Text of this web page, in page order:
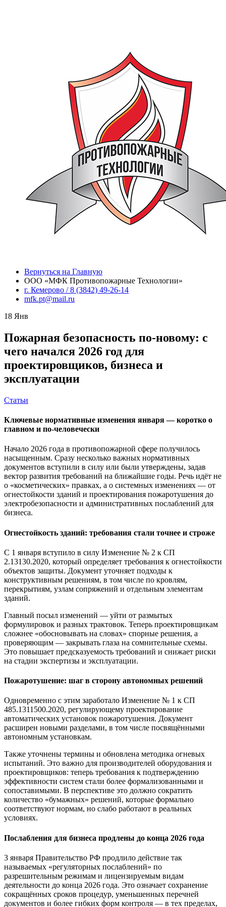
Вернуться на Главную
ООО «МФК Противопожарные Технологии»
г. Кемерово / 8 (3842) 49-26-14
mfk.pt@mail.ru
18 Янв
Пожарная безопасность по-новому: с
чего начался 2026 год для
проектировщиков, бизнеса и
эксплуатации
Статьи
Ключевые нормативные изменения января — коротко о
главном и по-человечески
Начало 2026 года в противопожарной сфере получилось
насыщенным. Сразу несколько важных нормативных
документов вступили в силу или были утверждены, задав
вектор развития требований на ближайшие годы. Речь идёт не
о «косметических» правках, а о системных изменениях — от
огнестойкости зданий и проектирования пожаротушения до
электробезопасности и административных послаблений для
бизнеса.
Огнестойкость зданий: требования стали точнее и строже
С 1 января вступило в силу Изменение № 2 к СП
2.13130.2020, который определяет требования к огнестойкости
объектов защиты. Документ уточняет подходы к
конструктивным решениям, в том числе по кровлям,
перекрытиям, узлам сопряжений и отдельным элементам
зданий.
Главный посыл изменений — уйти от размытых
формулировок и разных трактовок. Теперь проектировщикам
сложнее «обосновывать на словах» спорные решения, а
проверяющим — закрывать глаза на сомнительные схемы.
Это повышает предсказуемость требований и снижает риски
на стадии экспертизы и эксплуатации.
Пожаротушение: шаг в сторону автономных решений
Одновременно с этим заработало Изменение № 1 к СП
485.1311500.2020, регулирующему проектирование
автоматических установок пожаротушения. Документ
расширен новыми разделами, в том числе посвящёнными
автономным установкам.
Также уточнены термины и обновлена методика огневых
испытаний. Это важно для производителей оборудования и
проектировщиков: теперь требования к подтверждению
эффективности систем стали более формализованными и
сопоставимыми. В перспективе это должно сократить
количество «бумажных» решений, которые формально
соответствуют нормам, но слабо работают в реальных
условиях.
Послабления для бизнеса продлены до конца 2026 года
3 января Правительство РФ продлило действие так
называемых «регуляторных послаблений» по
разрешительным режимам и лицензируемым видам
деятельности до конца 2026 года. Это означает сохранение
сокращённых сроков процедур, уменьшенных перечней
документов и более гибких форм контроля — в тех пределах,